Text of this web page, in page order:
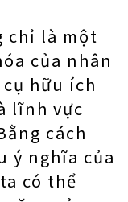
chỉ là một
của nhân
hữu ích
lĩnh vực
cách
ý nghĩa của
có thể